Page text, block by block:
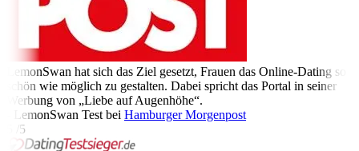
LemonSwan hat sich das Ziel gesetzt, Frauen das Online-Dating so
schön wie möglich zu gestalten. Dabei spricht das Portal in seiner
Werbung von „Liebe auf Augenhöhe“.
- LemonSwan Test bei Hamburger Morgenpost
5 /5